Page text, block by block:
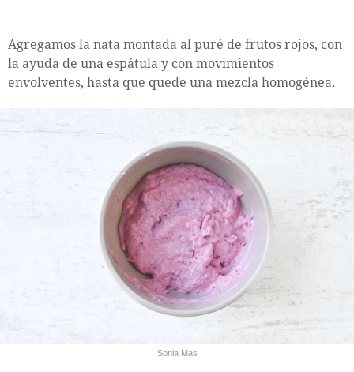
Agregamos la nata montada al puré de frutos rojos, con
la ayuda de una espátula y con movimientos
envolventes, hasta que quede una mezcla homogénea.
Sonia Mas